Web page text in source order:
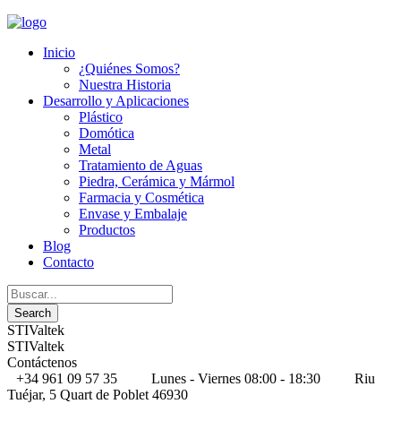
Inicio
¿Quiénes Somos?
Nuestra Historia
Desarrollo y Aplicaciones
Plástico
Domótica
Metal
Tratamiento de Aguas
Piedra, Cerámica y Mármol
Farmacia y Cosmética
Envase y Embalaje
Productos
Blog
Contacto
STIValtek
STIValtek
Contáctenos
+34 961 09 57 35
Lunes - Viernes 08:00 - 18:30
Riu
Tuéjar, 5 Quart de Poblet 46930